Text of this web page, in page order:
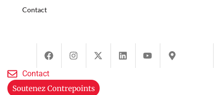
Contact
Contact
Soutenez Contrepoints